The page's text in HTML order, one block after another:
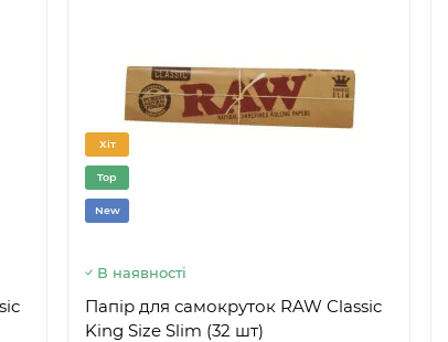
Хіт
Top
New
В наявності
Папір для самокруток RAW Classic
King Size Slim (32 шт)